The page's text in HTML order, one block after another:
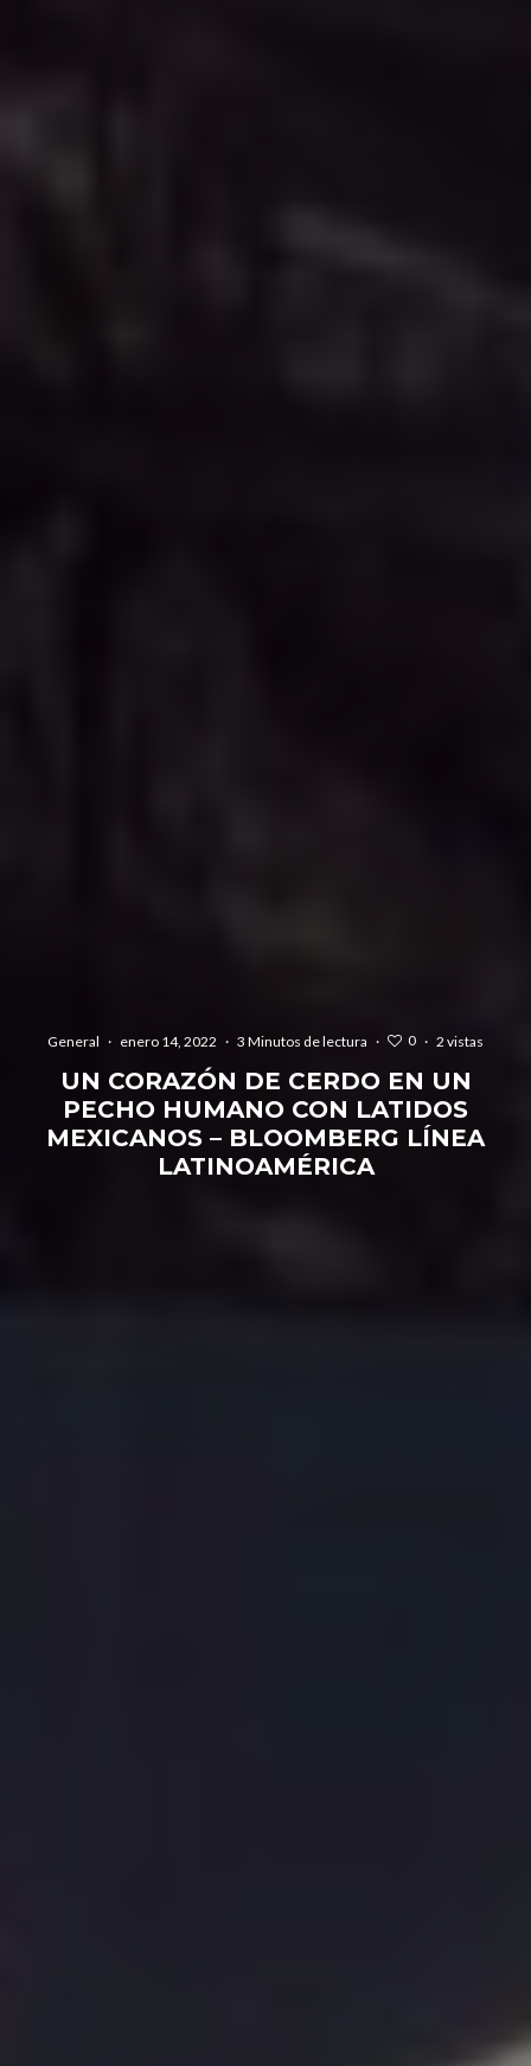
General · enero 14, 2022 · 3 Minutos de lectura · 0 · 2 vistas
UN CORAZÓN DE CERDO EN UN
PECHO HUMANO CON LATIDOS
MEXICANOS – BLOOMBERG LÍNEA
LATINOAMÉRICA